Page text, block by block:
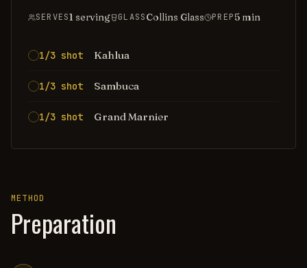
SERVES1 serving GLASSCollins Glass PREP5 min
1/3 shot Kahlua
1/3 shot Sambuca
1/3 shot Grand Marnier
METHOD
Preparation